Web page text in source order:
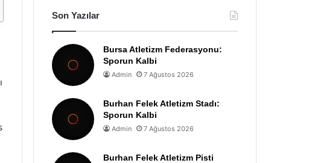
Son Yazılar
Bursa Atletizm Federasyonu:
Sporun Kalbi
Admin 7 Ağustos 2026
Burhan Felek Atletizm Stadı:
Sporun Kalbi
Admin 7 Ağustos 2026
Burhan Felek Atletizm Pisti